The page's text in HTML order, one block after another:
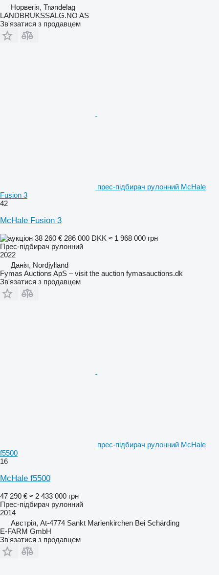
Норвегія, Trøndelag
LANDBRUKSSALG.NO AS
Зв'язатися з продавцем
прес-підбирач рулонний McHale
Fusion 3
42
McHale Fusion 3
38 260 € 286 000 DKK ≈ 1 968 000 грн
Прес-підбирач рулонний
2022
Данія, Nordjylland
Fymas Auctions ApS – visit the auction fymasauctions.dk
Зв'язатися з продавцем
прес-підбирач рулонний McHale
f5500
16
McHale f5500
47 290 € ≈ 2 433 000 грн
Прес-підбирач рулонний
2014
Австрія, At-4774 Sankt Marienkirchen Bei Schärding
E-FARM GmbH
Зв'язатися з продавцем